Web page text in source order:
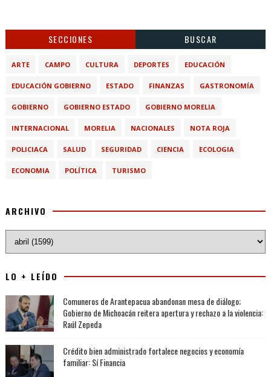
SECCIONES BUSCAR
ARTE CAMPO CULTURA DEPORTES EDUCACIÓN
EDUCACIÓN GOBIERNO ESTADO FINANZAS GASTRONOMÍA
GOBIERNO GOBIERNO ESTADO GOBIERNO MORELIA
INTERNACIONAL MORELIA NACIONALES NOTA ROJA
POLICIACA SALUD SEGURIDAD CIENCIA ECOLOGIA
ECONOMIA POLÍTICA TURISMO
ARCHIVO
LO + LEÍDO
Comuneros de Arantepacua abandonan mesa de diálogo;
Gobierno de Michoacán reitera apertura y rechazo a la violencia:
Raúl Zepeda
Crédito bien administrado fortalece negocios y economía
familiar: Sí Financia